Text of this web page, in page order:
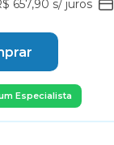
657,90 s/ juros
Especialista